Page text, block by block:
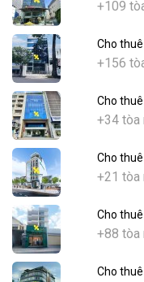
+109
Cho
+156
Cho
+34 tòa
Cho
+21 tòa
Cho
+88 tòa
Cho